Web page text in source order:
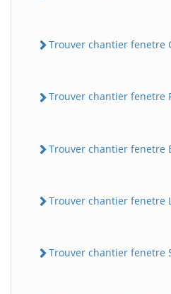
Trouver chantier fenetre
Trouver chantier fenetre
Trouver chantier fenetre
Trouver chantier fenetre
Trouver chantier fenetre